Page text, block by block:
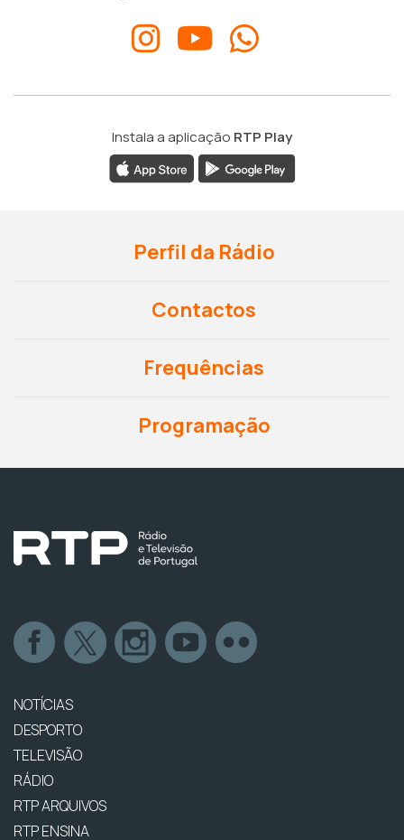
Instala a aplicação RTP Play
Perfil da Rádio
Contactos
Frequências
Programação
NOTÍCIAS
DESPORTO
TELEVISÃO
RÁDIO
RTP ARQUIVOS
RTP ENSINA